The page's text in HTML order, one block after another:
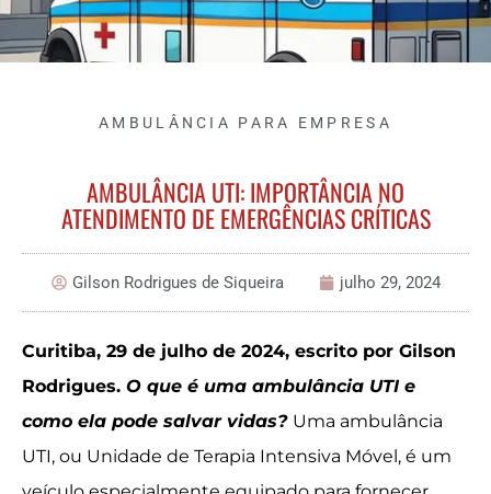
AMBULÂNCIA PARA EMPRESA
AMBULÂNCIA UTI: IMPORTÂNCIA NO
ATENDIMENTO DE EMERGÊNCIAS CRÍTICAS
Gilson Rodrigues de Siqueira julho 29, 2024
Curitiba, 29 de julho de 2024, escrito por Gilson
Rodrigues. O que é uma ambulância UTI e
como ela pode salvar vidas? Uma ambulância
UTI, ou Unidade de Terapia Intensiva Móvel, é um